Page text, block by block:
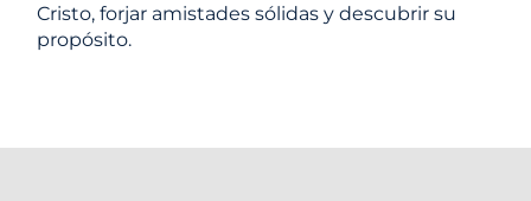
Cristo, forjar amistades sólidas y descubrir su
propósito.